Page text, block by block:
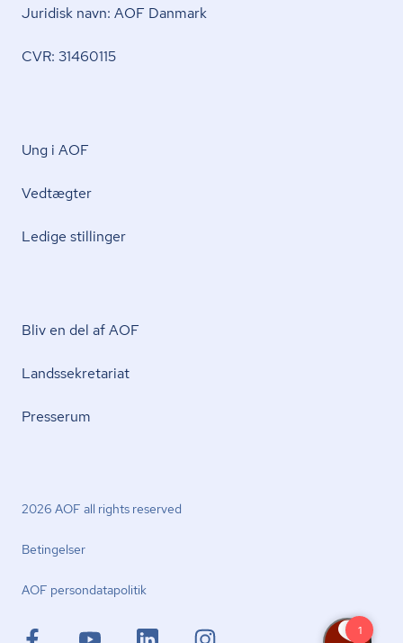
Juridisk navn: AOF Danmark
CVR: 31460115
Ung i AOF
Vedtægter
Ledige stillinger
Bliv en del af AOF
Lands­se­kre­ta­ri­at
Presserum
2026 AOF all rights reserved
Betingelser
AOF per­son­da­ta­po­li­tik